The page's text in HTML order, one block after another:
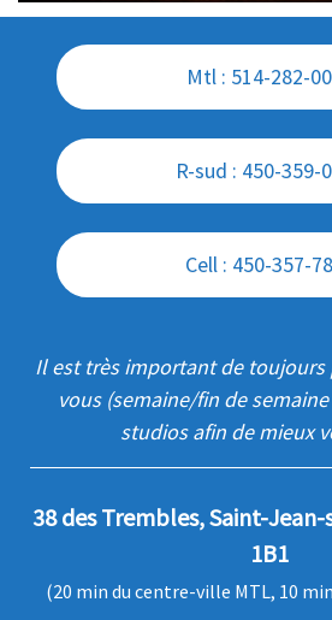
Mtl : 514-282-
R-sud : 450-359-
Cell : 450-357-
Il est très important de toujours
vous (semaine/fin de
studios afin de mieux
38 des Trembles, Saint-Jean-
1B1
(20 min du centre-ville MTL, 10